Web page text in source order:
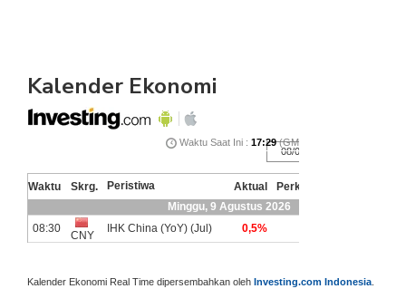
Kalender Ekonomi
Kalender Ekonomi Real Time dipersembahkan oleh Investing.com Indonesia